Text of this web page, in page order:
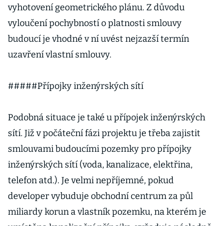
vyhotovení geometrického plánu. Z důvodu
vyloučení pochybností o platnosti smlouvy
budoucí je vhodné v ní uvést nejzazší termín
uzavření vlastní smlouvy.
#####Přípojky inženýrských sítí
Podobná situace je také u přípojek inženýrských
sítí. Již v počáteční fázi projektu je třeba zajistit
smlouvami budoucími pozemky pro přípojky
inženýrských sítí (voda, kanalizace, elektřina,
telefon atd.). Je velmi nepříjemné, pokud
developer vybuduje obchodní centrum za půl
miliardy korun a vlastník pozemku, na kterém je